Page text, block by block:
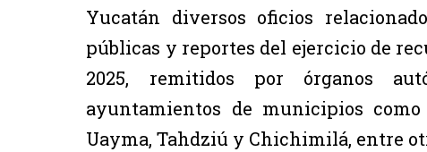
Yucatán diversos oficios
públicas y reportes del ejercicio de
2025, remitidos por órganos
ayuntamientos de municipios como
Uayma, Tahdziú y Chichimilá, entre